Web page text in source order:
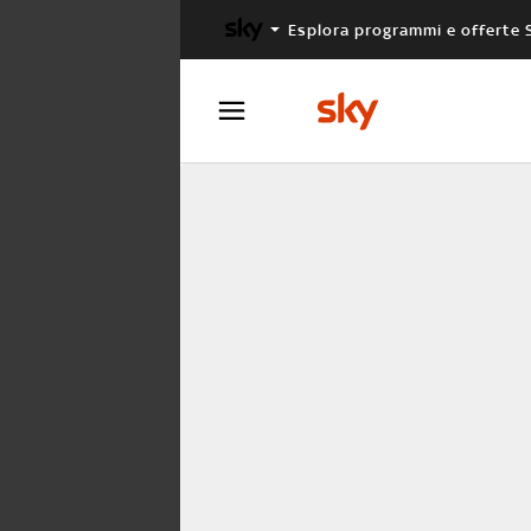
Esplora programmi e offerte